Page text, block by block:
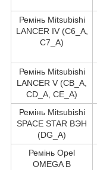
Ремінь Mitsubishi
LANCER IV (C6_A,
C7_A)
Ремінь Mitsubishi
LANCER V (CB_A,
CD_A, CE_A)
Ремінь Mitsubishi
SPACE STAR ВЭН
(DG_A)
Ремінь Opel
OMEGA B